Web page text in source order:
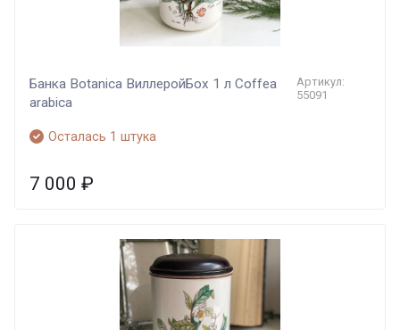
Банка Botanica ВиллеройБох 1 л Coffea
arabica
Артикул:
55091
Осталась 1 штука
7 000 ₽